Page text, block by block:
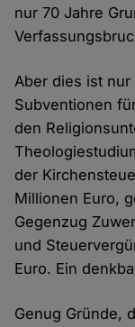
nur 70 Jahre
Aber dies ist
Subventionen
den
der
Millionen Euro,
Gegenzug
und
Euro. Ein
Genug Gründe,